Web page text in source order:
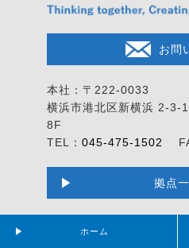
お問
本社：〒222-0033
横浜市港北区新横浜 2-3-
8F
TEL： 045-475-1502
拠点
ホーム